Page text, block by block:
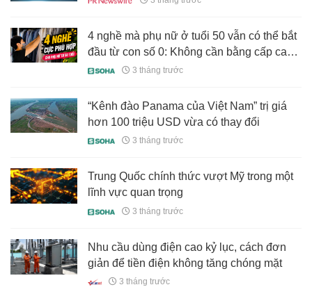
4 nghề mà phụ nữ ở tuổi 50 vẫn có thể bắt
đầu từ con số 0: Không cần bằng cấp cao,
vẫn kiếm ra tiền
3 tháng trước
“Kênh đào Panama của Việt Nam” trị giá
hơn 100 triệu USD vừa có thay đổi
3 tháng trước
Trung Quốc chính thức vượt Mỹ trong một
lĩnh vực quan trọng
3 tháng trước
Nhu cầu dùng điện cao kỷ lục, cách đơn
giản để tiền điện không tăng chóng mặt
3 tháng trước